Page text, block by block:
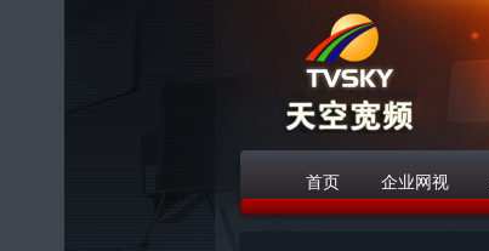
首页 企业网视